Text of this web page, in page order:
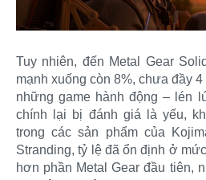
Tuy nhiên, đến Metal Gear
mạnh xuống còn 8%, chưa đầy
những game hành động – lén
chính lại bị đánh giá là yếu,
trong các sản phẩm của
Stranding, tỷ lệ đã ổn định ở
hơn phần Metal Gear đầu tiên,